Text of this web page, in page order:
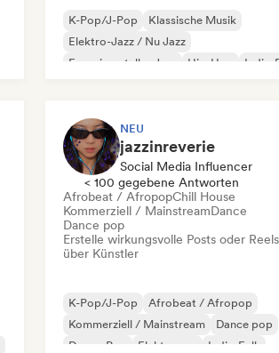
K-Pop/J-Pop
Klassische Musik
Elektro-Jazz / Nu Jazz
Experimenteller Jazz
Hip-Hop
Indie-
NEU
jazzinreverie
Social Media Influencer
< 100 gegebene Antworten
Afrobeat / AfropopChill House
Kommerziell / MainstreamDance
Dance pop
Erstelle wirkungsvolle Posts oder Reels
über Künstler
K-Pop/J-Pop
Afrobeat / Afropop
Kommerziell / Mainstream
Dance pop
Dream Pop
Elektropop
Indie-Folk